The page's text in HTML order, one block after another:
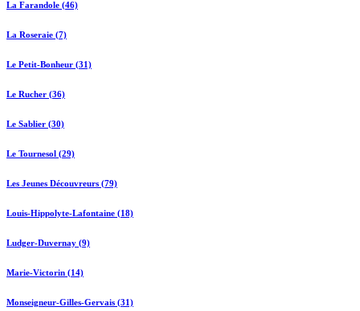
La Farandole (46)
La Roseraie (7)
Le Petit-Bonheur (31)
Le Rucher (36)
Le Sablier (30)
Le Tournesol (29)
Les Jeunes Découvreurs (79)
Louis-Hippolyte-Lafontaine (18)
Ludger-Duvernay (9)
Marie-Victorin (14)
Monseigneur-Gilles-Gervais (31)